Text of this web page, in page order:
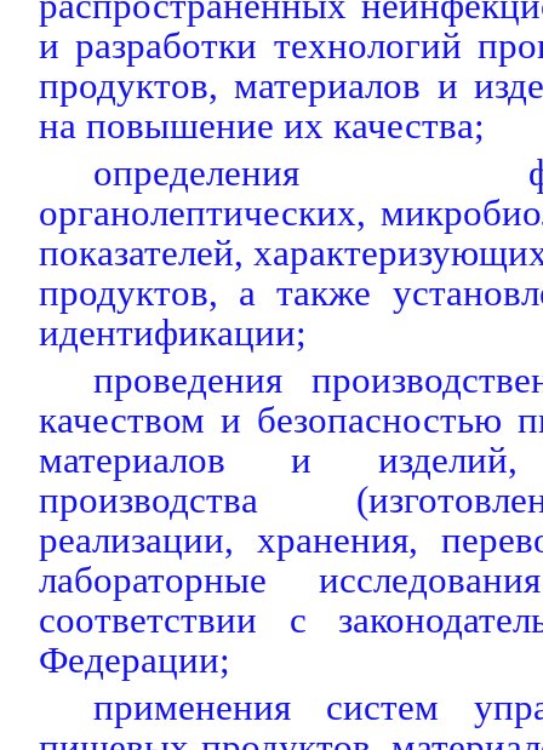
и разработки технологий
продуктов, материалов и
на повышение их качества;
определения
органолептических,
показателей,
продуктов, а также
идентификации;
проведения
качеством и безопасностью
материалов и
производства
реализации, хранения,
лабораторные
соответствии с
Федерации;
применения систем